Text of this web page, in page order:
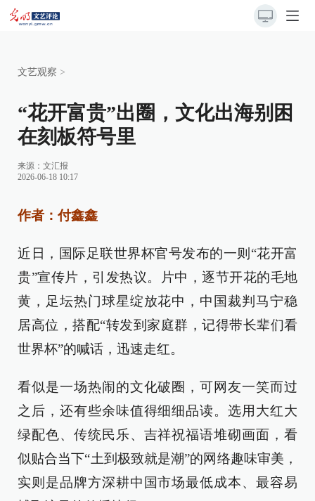
文艺观察 >
“花开富贵”出圈，文化出海别困
在刻板符号里
来源： 文汇报
2026-06-18 10:17
作者：付鑫鑫
近日，国际足联世界杯官号发布的一则“花开富
贵”宣传片，引发热议。片中，逐节开花的毛地
黄，足坛热门球星绽放花中，中国裁判马宁稳
居高位，搭配“转发到家庭群，记得带长辈们看
世界杯”的喊话，迅速走红。
看似是一场热闹的文化破圈，可网友一笑而过
之后，还有些余味值得细细品读。选用大红大
绿配色、传统民乐、吉祥祝福语堆砌画面，看
似贴合当下“土到极致就是潮”的网络趣味审美，
实则是品牌方深耕中国市场最低成本、最容易